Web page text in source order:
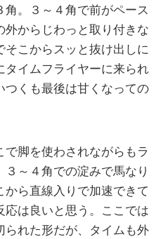
。３～４角で前がペース
外からじわっと取り付きな
そこからスッと抜け出しに
タイムフライヤーに来られ
つくも最後は甘くなっての
脚を使わされながらもラ
～４角での淀みで馬なり
ら直線入りで加速できて
応は良いと思う。ここでは
られた形だが、タイムも外